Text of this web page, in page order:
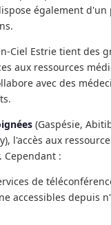
également
Ciel Estrie tient des
aux ressources
avec des
(Gaspésie,
l'accès aux
Cependant :
de
accessibles depuis